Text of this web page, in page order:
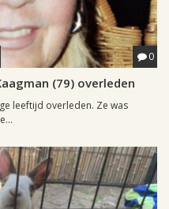
0
(79) overleden
leeftijd overleden. Ze was